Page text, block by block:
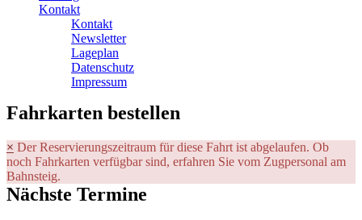
Kontakt
Kontakt
Newsletter
Lageplan
Datenschutz
Impressum
Fahrkarten bestellen
×
Fehlermeldung
Der Reservierungszeitraum für diese Fahrt ist abgelaufen. Ob
noch Fahrkarten verfügbar sind, erfahren Sie vom Zugpersonal am
Bahnsteig.
Nächste Termine